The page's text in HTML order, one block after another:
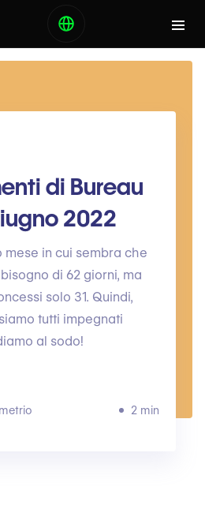
di Bureau
2022
mese in cui sembra che
di 62 giorni, ma
solo 31. Quindi,
tutti impegnati
al sodo!
2 min